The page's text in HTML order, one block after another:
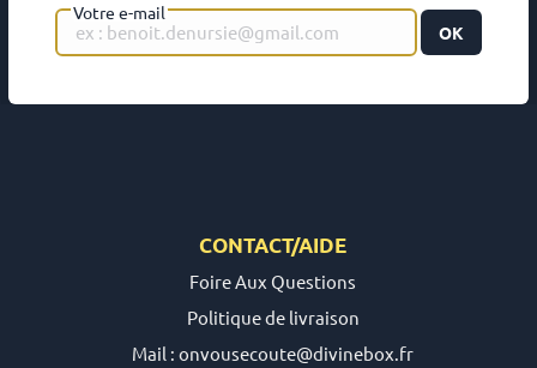
Votre e-mail
OK
CONTACT/AIDE
Foire Aux Questions
Politique de livraison
Mail : onvousecoute@divinebox.fr